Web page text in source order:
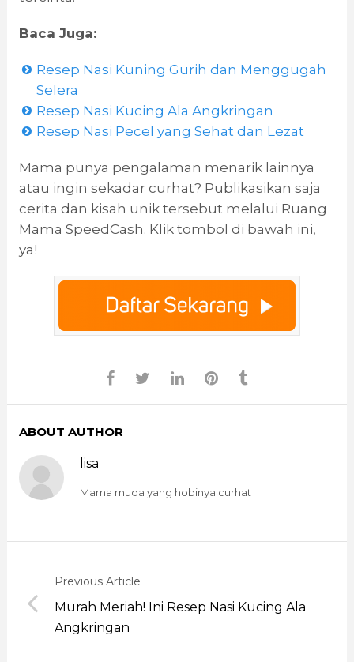
Baca Juga:
Resep Nasi Kuning Gurih dan Menggugah
Selera
Resep Nasi Kucing Ala Angkringan
Resep Nasi Pecel yang Sehat dan Lezat
Mama punya pengalaman menarik lainnya
atau ingin sekadar curhat? Publikasikan saja
cerita dan kisah unik tersebut melalui Ruang
Mama SpeedCash. Klik tombol di bawah ini,
ya!
ABOUT AUTHOR
lisa
Mama muda yang hobinya curhat
Previous Article
Murah Meriah! Ini Resep Nasi Kucing Ala
Angkringan